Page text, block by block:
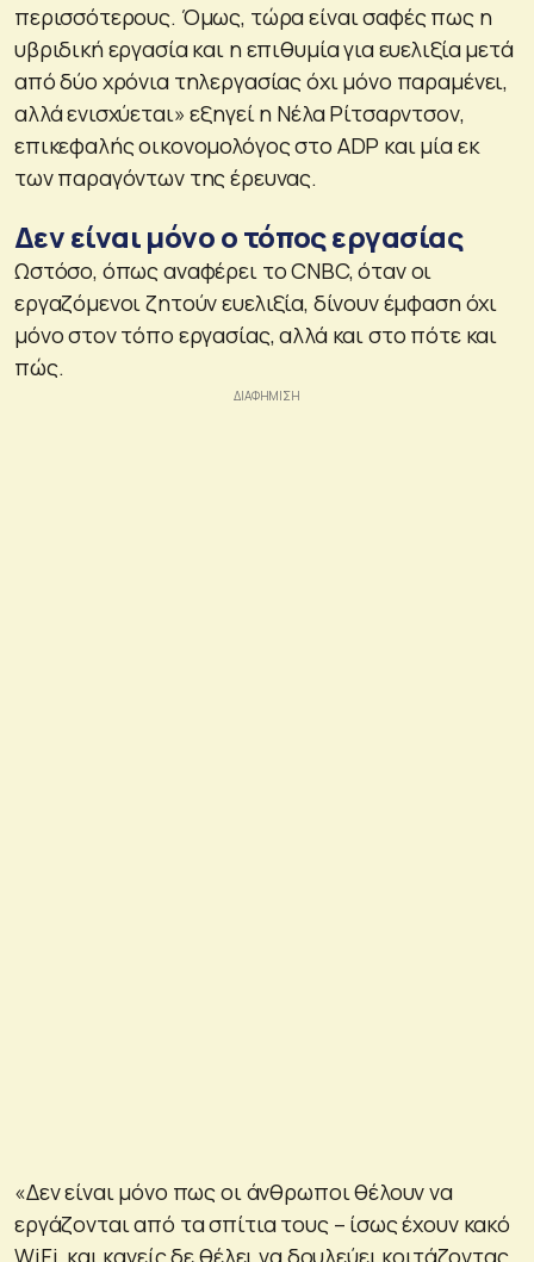
περισσότερους. Όμως, τώρα είναι σαφές πως η
υβριδική εργασία και η επιθυμία για ευελιξία μετά
από δύο χρόνια τηλεργασίας όχι μόνο παραμένει,
αλλά ενισχύεται» εξηγεί η Νέλα Ρίτσαρντσον,
επικεφαλής οικονομολόγος στο ADP και μία εκ
των παραγόντων της έρευνας.
Δεν είναι μόνο ο τόπος εργασίας
Ωστόσο, όπως αναφέρει το CNBC, όταν οι
εργαζόμενοι ζητούν ευελιξία, δίνουν έμφαση όχι
μόνο στον τόπο εργασίας, αλλά και στο πότε και
πώς.
«Δεν είναι μόνο πως οι άνθρωποι θέλουν να
εργάζονται από τα σπίτια τους – ίσως έχουν κακό
WiFi, και κανείς δε θέλει να δουλεύει κοιτάζοντας